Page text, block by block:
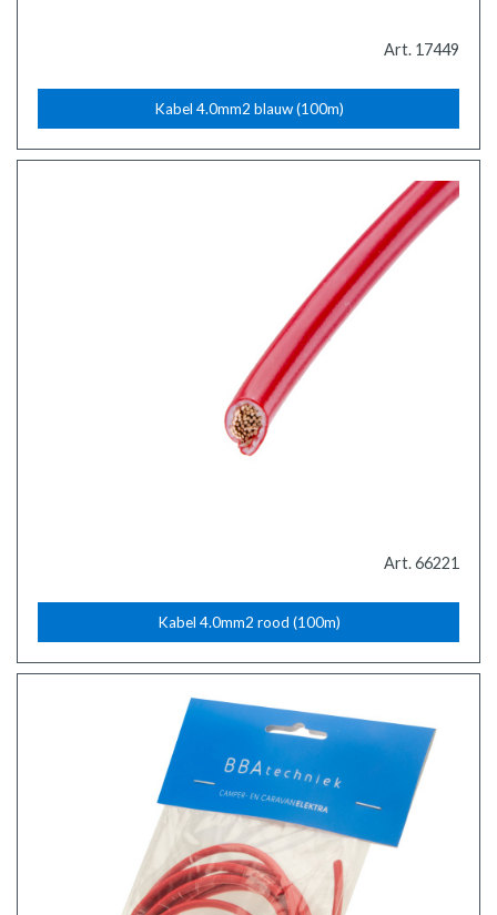
Art. 17449
Kabel 4.0mm2 blauw (100m)
Art. 66221
Kabel 4.0mm2 rood (100m)